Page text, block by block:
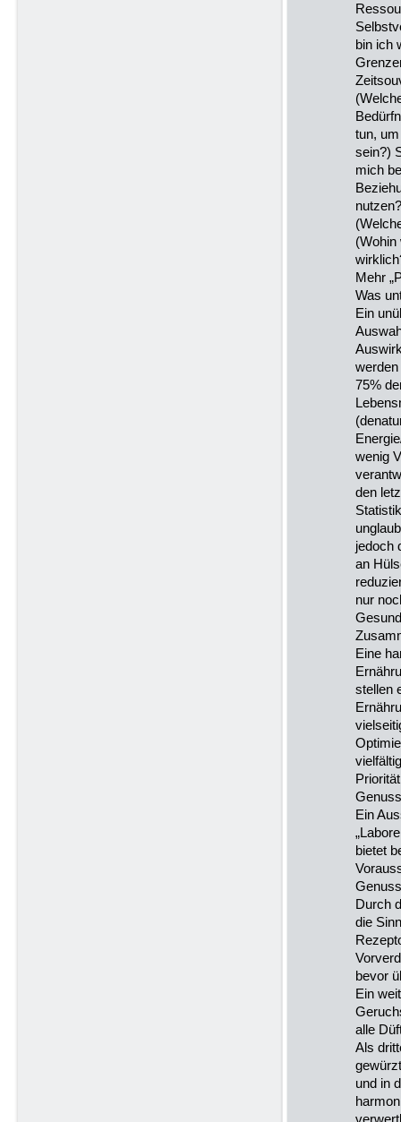
bin ich
tun,
sein?)
mich
(Wohin
Mehr
Was
Ein
75%
wenig
den
jedoch
an
nur
Eine
stellen
Ein
bietet
Durch
die
bevor
Ein
alle
Als
und in